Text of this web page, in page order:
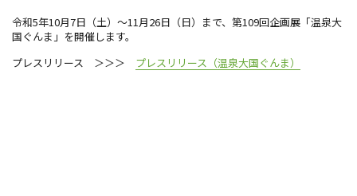
令和5年10月7日（土）～11月26日（日）まで、第109回企画展「温泉大
国ぐんま」を開催します。
プレスリリース ＞＞＞ プレスリリース（温泉大国ぐんま）